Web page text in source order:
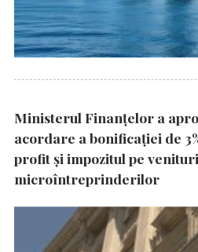
Ministerul Finanțelor a
acordare a bonificației de
profit și impozitul pe
microîntreprinderilor